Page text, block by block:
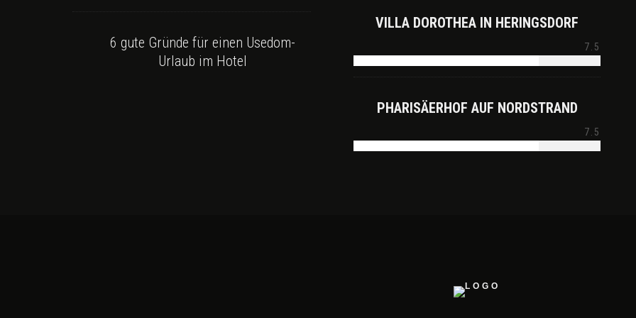
6 gute Gründe für einen Usedom-
Urlaub im Hotel
VILLA DOROTHEA IN HERINGSDORF
7.5
PHARISÄERHOF AUF NORDSTRAND
7.5